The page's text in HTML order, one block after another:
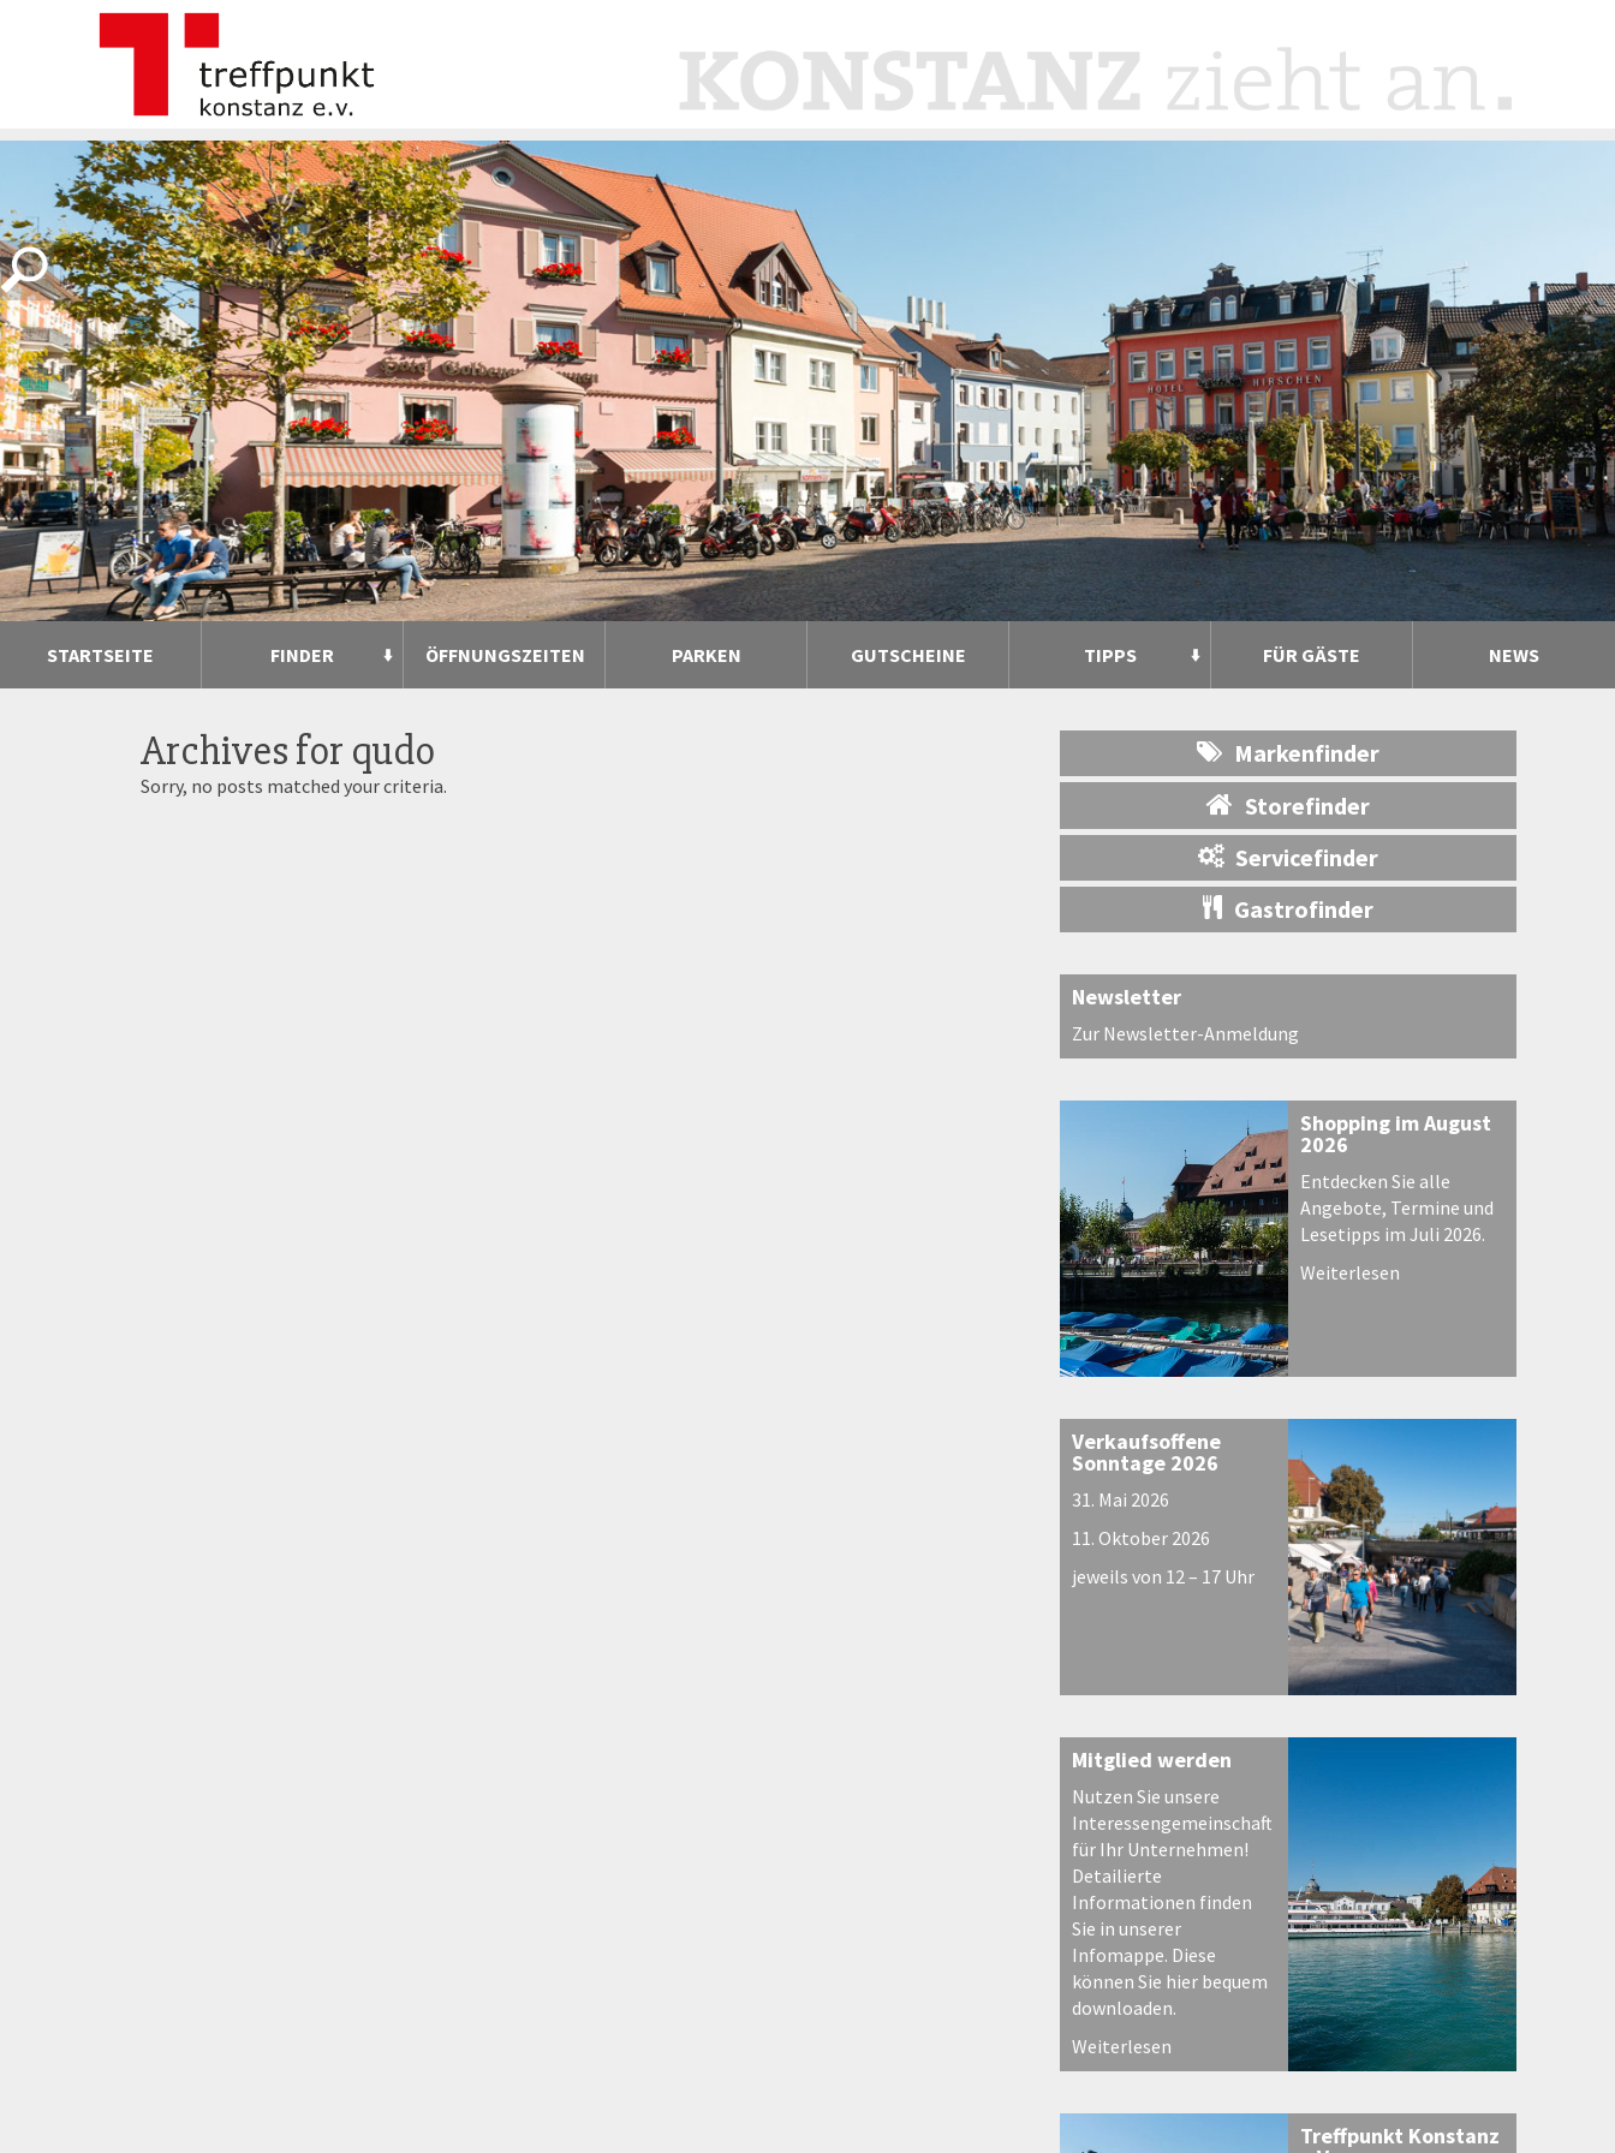
STARTSEITE FINDER ÖFFNUNGSZEITEN PARKEN GUTSCHEINE TIPPS FÜR GÄSTE NEWS
Archives for qudo
Sorry, no posts matched your criteria.
Markenfinder
Storefinder
Servicefinder
Gastrofinder
Newsletter
Zur Newsletter-Anmeldung
Shopping im August
2026
Entdecken Sie alle
Angebote, Termine und
Lesetipps im Juli 2026.
Weiterlesen
Verkaufsoffene
Sonntage 2026
31. Mai 2026
11. Oktober 2026
jeweils von 12 – 17 Uhr
Mitglied werden
Nutzen Sie unsere
Interessengemeinschaft
für Ihr Unternehmen!
Detailierte
Informationen finden
Sie in unserer
Infomappe. Diese
können Sie hier bequem
downloaden.
Weiterlesen
Treffpunkt Konstanz